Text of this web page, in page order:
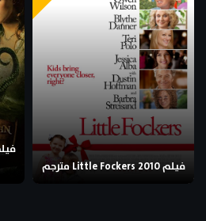
فيلم Little Fockers 2010 مترجم